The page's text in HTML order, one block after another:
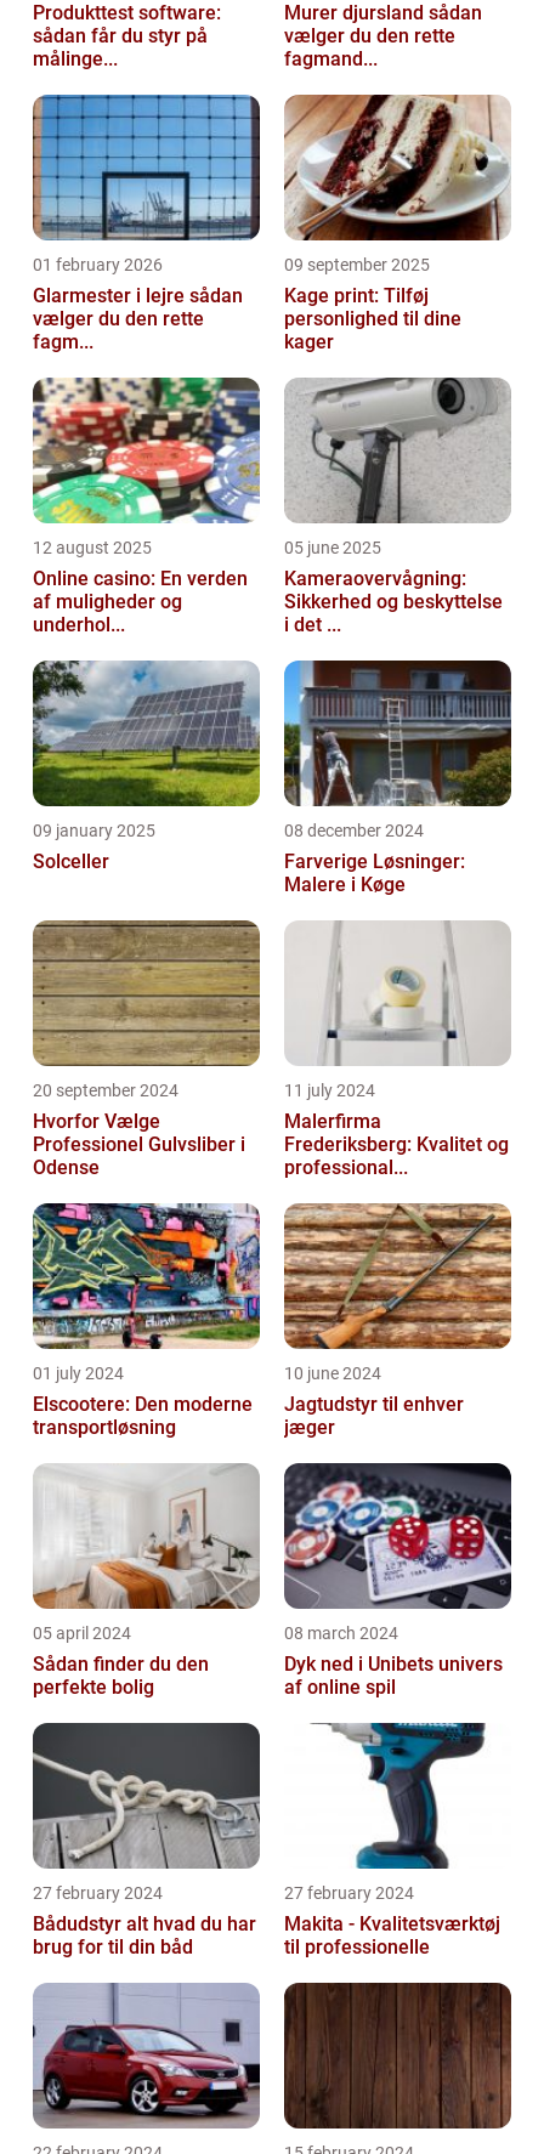
Produkttest software:
sådan får du styr på
målinge...
Murer djursland sådan
vælger du den rette
fagmand...
01 february 2026
Glarmester i lejre sådan
vælger du den rette
fagm...
09 september 2025
Kage print: Tilføj
personlighed til dine
kager
12 august 2025
Online casino: En verden
af muligheder og
underhol...
05 june 2025
Kameraovervågning:
Sikkerhed og beskyttelse
i det ...
09 january 2025
Solceller
08 december 2024
Farverige Løsninger:
Malere i Køge
20 september 2024
Hvorfor Vælge
Professionel Gulvsliber i
Odense
11 july 2024
Malerfirma
Frederiksberg: Kvalitet og
professional...
01 july 2024
Elscootere: Den moderne
transportløsning
10 june 2024
Jagtudstyr til enhver
jæger
05 april 2024
Sådan finder du den
perfekte bolig
08 march 2024
Dyk ned i Unibets univers
af online spil
27 february 2024
Bådudstyr alt hvad du har
brug for til din båd
27 february 2024
Makita - Kvalitetsværktøj
til professionelle